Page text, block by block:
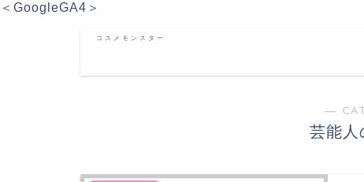
＜GoogleGA4＞
コスメモンスター
―
芸能人